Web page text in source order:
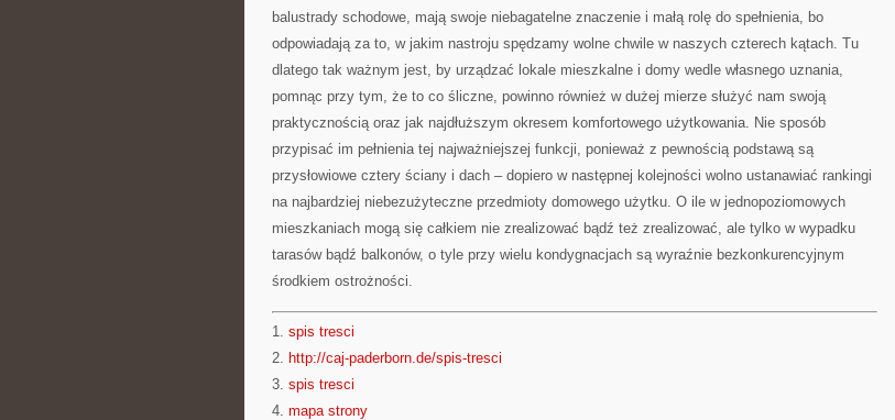
balustrady schodowe, mają swoje niebagatelne znaczenie i małą rolę do spełnienia, bo
odpowiadają za to, w jakim nastroju spędzamy wolne chwile w naszych czterech kątach. Tu
dlatego tak ważnym jest, by urządzać lokale mieszkalne i domy wedle własnego uznania,
pomnąc przy tym, że to co śliczne, powinno również w dużej mierze służyć nam swoją
praktycznością oraz jak najdłuższym okresem komfortowego użytkowania. Nie sposób
przypisać im pełnienia tej najważniejszej funkcji, ponieważ z pewnością podstawą są
przysłowiowe cztery ściany i dach – dopiero w następnej kolejności wolno ustanawiać rankingi
na najbardziej niebezużyteczne przedmioty domowego użytku. O ile w jednopoziomowych
mieszkaniach mogą się całkiem nie zrealizować bądź też zrealizować, ale tylko w wypadku
tarasów bądź balkonów, o tyle przy wielu kondygnacjach są wyraźnie bezkonkurencyjnym
środkiem ostrożności.
1. spis tresci
2. http://caj-paderborn.de/spis-tresci
3. spis tresci
4. mapa strony